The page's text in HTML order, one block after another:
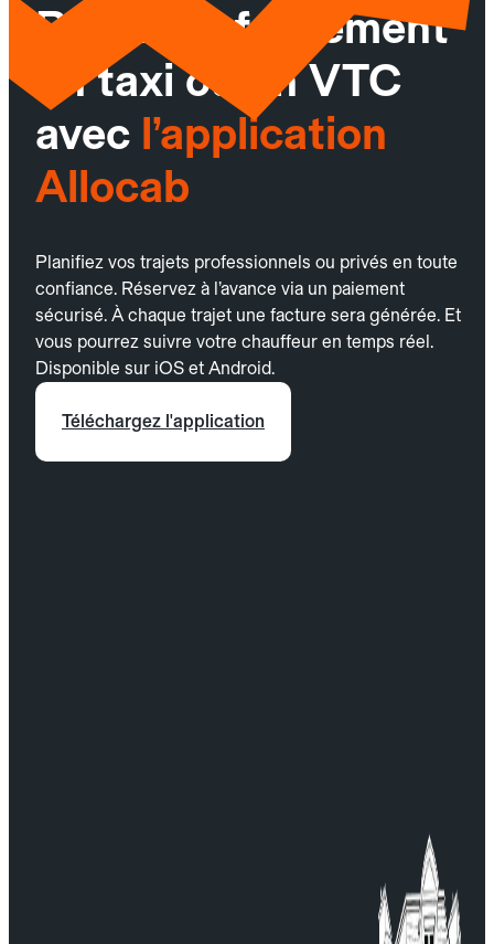
Réservez facilement
un taxi ou un VTC
avec l’application
Allocab
Planifiez vos trajets professionnels ou privés en toute
confiance. Réservez à l’avance via un paiement
sécurisé. À chaque trajet une facture sera générée. Et
vous pourrez suivre votre chauffeur en temps réel.
Disponible sur iOS et Android.
Téléchargez l'application